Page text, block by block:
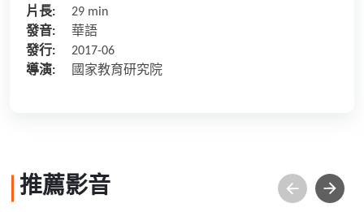
片長:
29 min
發音:
華語
發行:
2017-06
導演:
國家教育研究院
推薦影音